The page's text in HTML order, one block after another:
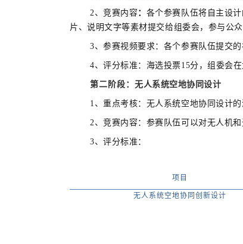
2、竞赛内容： 各个参赛队伍将自主设
片、说明文字等素材提交给组委会，参与公
3、参赛视频要求：各个参赛队伍提交
4、评分标准：海选投票15分，组委会
第二阶段： 无人系统空地协同设计
1、重点考核：无人系统空地协同设计的
2、竞赛内容：参赛队伍可以对无人机
3、评分标准：
项目
无人系统空地协同创新设计